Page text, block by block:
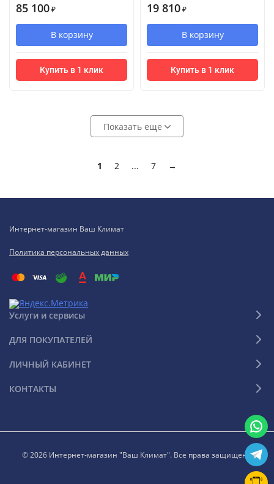
85 100 ₽
В корзину
Купить в 1 клик
19 810 ₽
В корзину
Купить в 1 клик
Показать еще
1 2 ... 7 →
Интернет-магазин Ваш Климат
Политика персональных данных
Услуги и сервисы
ДЛЯ ПОКУПАТЕЛЕЙ
ЛИЧНЫЙ КАБИНЕТ
КОНТАКТЫ
© 2026 Интернет-магазин "Ваш Климат". Все права защищены